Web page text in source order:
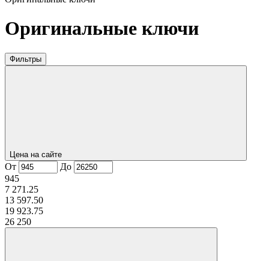
Оригинальные ключи
Фильтры
Цена на сайте
От
До
945
7 271.25
13 597.50
19 923.75
26 250